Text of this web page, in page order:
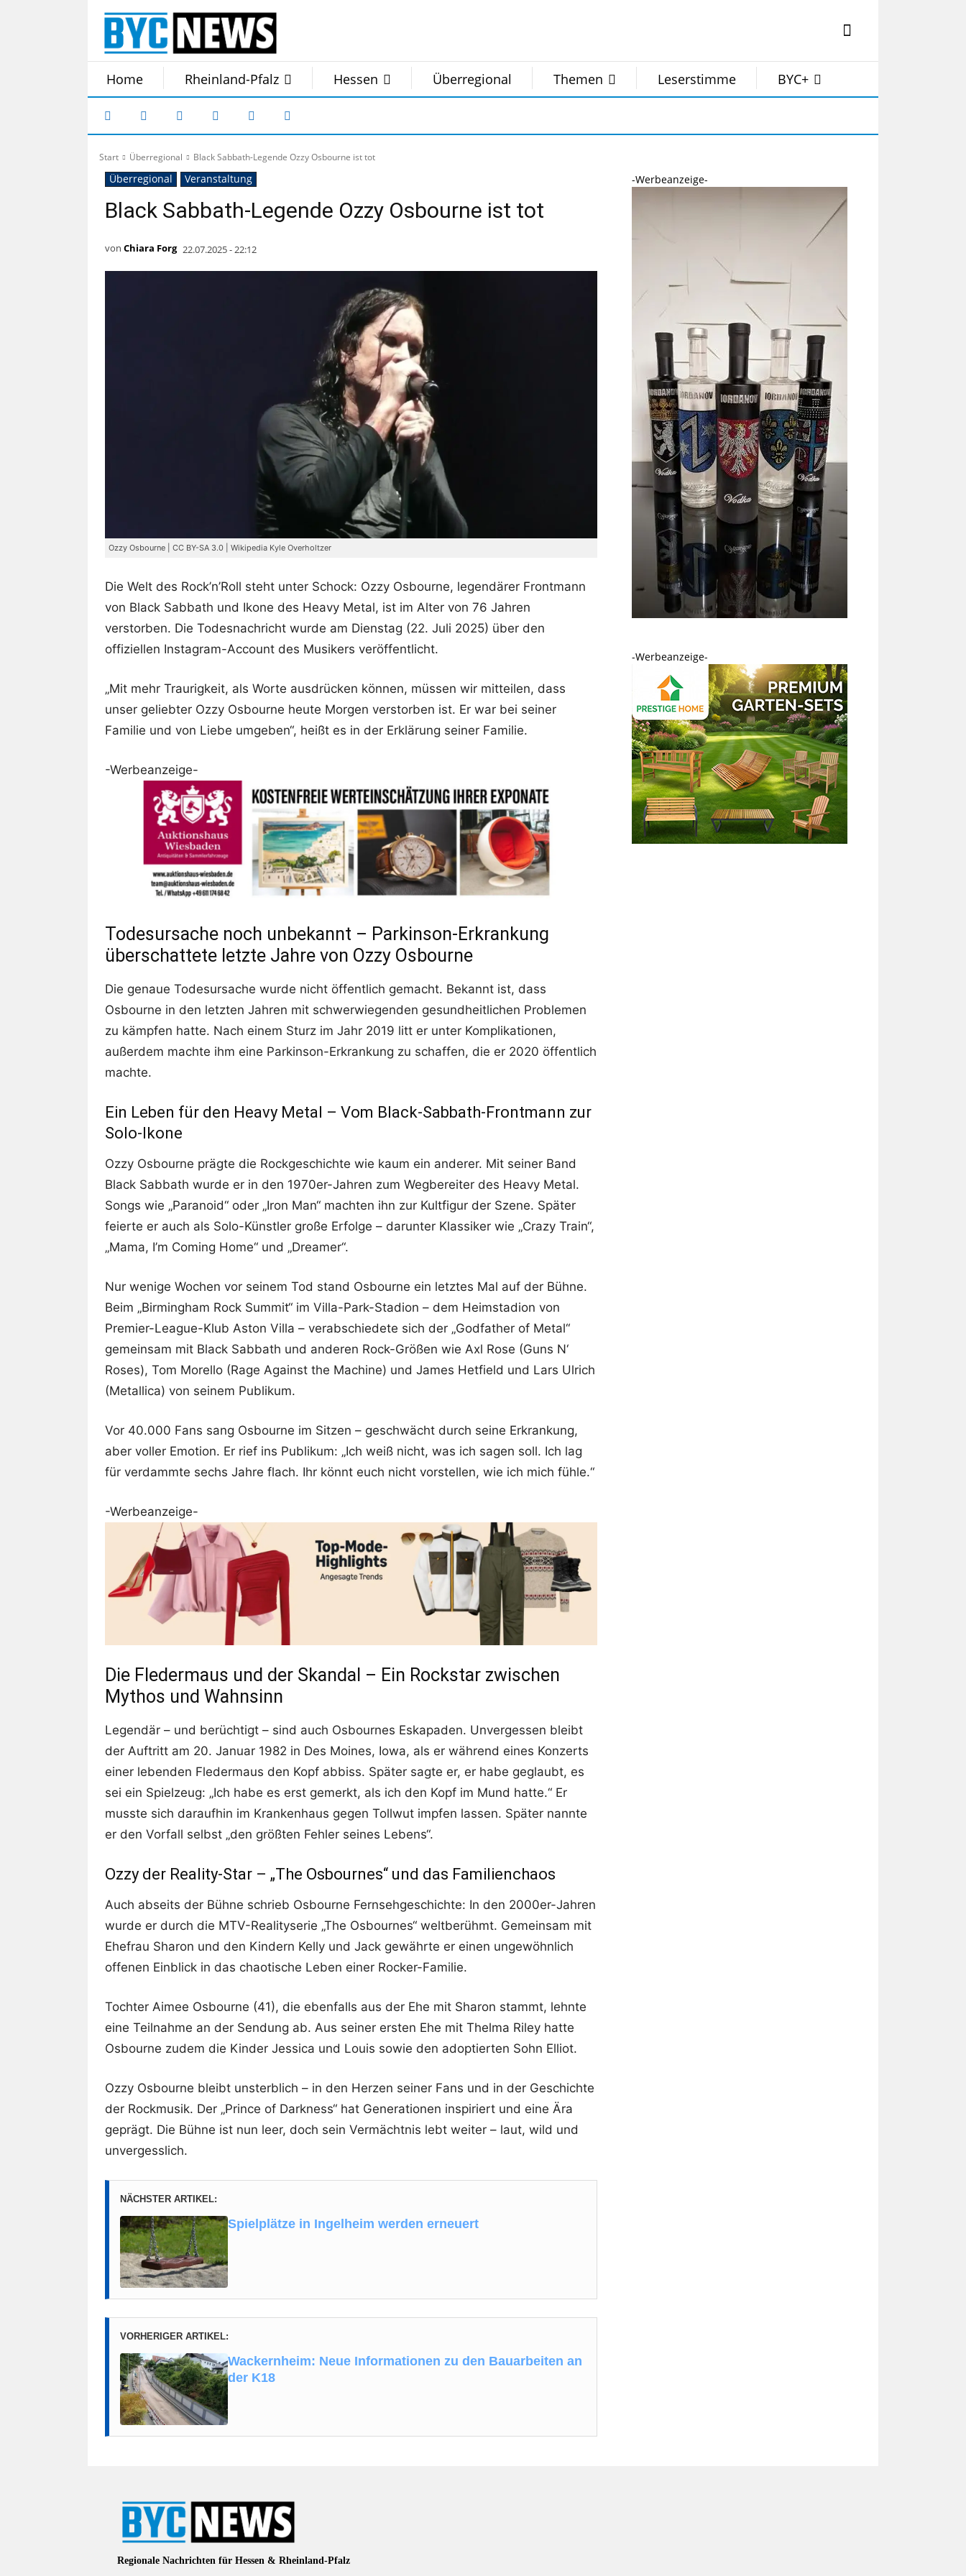
Home Rheinland-Pfalz Hessen Überregional Themen Leserstimme BYC+
Start Überregional Black Sabbath-Legende Ozzy Osbourne ist tot
Überregional Veranstaltung
Black Sabbath-Legende Ozzy Osbourne ist tot
von Chiara Forg 22.07.2025 - 22:12
Ozzy Osbourne | CC BY-SA 3.0 | Wikipedia Kyle Overholtzer
Die Welt des Rock’n’Roll steht unter Schock: Ozzy Osbourne, legendärer Frontmann
von Black Sabbath und Ikone des Heavy Metal, ist im Alter von 76 Jahren
verstorben. Die Todesnachricht wurde am Dienstag (22. Juli 2025) über den
offiziellen Instagram-Account des Musikers veröffentlicht.
„Mit mehr Traurigkeit, als Worte ausdrücken können, müssen wir mitteilen, dass
unser geliebter Ozzy Osbourne heute Morgen verstorben ist. Er war bei seiner
Familie und von Liebe umgeben“, heißt es in der Erklärung seiner Familie.
-Werbeanzeige-
Todesursache noch unbekannt – Parkinson-Erkrankung
überschattete letzte Jahre von Ozzy Osbourne
Die genaue Todesursache wurde nicht öffentlich gemacht. Bekannt ist, dass
Osbourne in den letzten Jahren mit schwerwiegenden gesundheitlichen Problemen
zu kämpfen hatte. Nach einem Sturz im Jahr 2019 litt er unter Komplikationen,
außerdem machte ihm eine Parkinson-Erkrankung zu schaffen, die er 2020 öffentlich
machte.
Ein Leben für den Heavy Metal – Vom Black-Sabbath-Frontmann zur
Solo-Ikone
Ozzy Osbourne prägte die Rockgeschichte wie kaum ein anderer. Mit seiner Band
Black Sabbath wurde er in den 1970er-Jahren zum Wegbereiter des Heavy Metal.
Songs wie „Paranoid“ oder „Iron Man“ machten ihn zur Kultfigur der Szene. Später
feierte er auch als Solo-Künstler große Erfolge – darunter Klassiker wie „Crazy Train“,
„Mama, I’m Coming Home“ und „Dreamer“.
Nur wenige Wochen vor seinem Tod stand Osbourne ein letztes Mal auf der Bühne.
Beim „Birmingham Rock Summit“ im Villa-Park-Stadion – dem Heimstadion von
Premier-League-Klub Aston Villa – verabschiedete sich der „Godfather of Metal“
gemeinsam mit Black Sabbath und anderen Rock-Größen wie Axl Rose (Guns N‘
Roses), Tom Morello (Rage Against the Machine) und James Hetfield und Lars Ulrich
(Metallica) von seinem Publikum.
Vor 40.000 Fans sang Osbourne im Sitzen – geschwächt durch seine Erkrankung,
aber voller Emotion. Er rief ins Publikum: „Ich weiß nicht, was ich sagen soll. Ich lag
für verdammte sechs Jahre flach. Ihr könnt euch nicht vorstellen, wie ich mich fühle.“
-Werbeanzeige-
Die Fledermaus und der Skandal – Ein Rockstar zwischen
Mythos und Wahnsinn
Legendär – und berüchtigt – sind auch Osbournes Eskapaden. Unvergessen bleibt
der Auftritt am 20. Januar 1982 in Des Moines, Iowa, als er während eines Konzerts
einer lebenden Fledermaus den Kopf abbiss. Später sagte er, er habe geglaubt, es
sei ein Spielzeug: „Ich habe es erst gemerkt, als ich den Kopf im Mund hatte.“ Er
musste sich daraufhin im Krankenhaus gegen Tollwut impfen lassen. Später nannte
er den Vorfall selbst „den größten Fehler seines Lebens“.
Ozzy der Reality-Star – „The Osbournes“ und das Familienchaos
Auch abseits der Bühne schrieb Osbourne Fernsehgeschichte: In den 2000er-Jahren
wurde er durch die MTV-Realityserie „The Osbournes“ weltberühmt. Gemeinsam mit
Ehefrau Sharon und den Kindern Kelly und Jack gewährte er einen ungewöhnlich
offenen Einblick in das chaotische Leben einer Rocker-Familie.
Tochter Aimee Osbourne (41), die ebenfalls aus der Ehe mit Sharon stammt, lehnte
eine Teilnahme an der Sendung ab. Aus seiner ersten Ehe mit Thelma Riley hatte
Osbourne zudem die Kinder Jessica und Louis sowie den adoptierten Sohn Elliot.
Ozzy Osbourne bleibt unsterblich – in den Herzen seiner Fans und in der Geschichte
der Rockmusik. Der „Prince of Darkness“ hat Generationen inspiriert und eine Ära
geprägt. Die Bühne ist nun leer, doch sein Vermächtnis lebt weiter – laut, wild und
unvergesslich.
NÄCHSTER ARTIKEL:
Spielplätze in Ingelheim werden erneuert
VORHERIGER ARTIKEL:
Wackernheim: Neue Informationen zu den Bauarbeiten an
der K18
-Werbeanzeige-
-Werbeanzeige-
Regionale Nachrichten für Hessen & Rheinland-Pfalz